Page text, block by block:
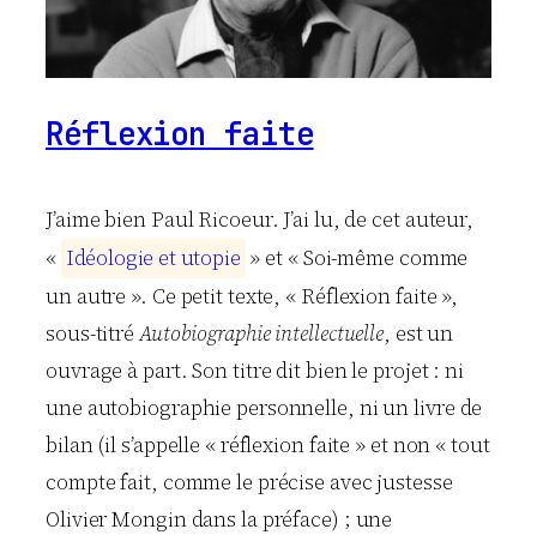
Réflexion faite
J’aime bien Paul Ricoeur. J’ai lu, de cet auteur,
« Idéologie etutopie » et « Soi-même comme
un autre ». Ce petit texte, « Réflexion faite »,
sous-titréAutobiographie intellectuelle, est un
ouvrage à part. Son titre dit bien le projet : ni
une autobiographie personnelle, ni un livre de
bilan (il s’appelle « réflexion faite » et non « tout
compte fait, comme le précise avec justesse
Olivier Mongin dans la préface) ; une